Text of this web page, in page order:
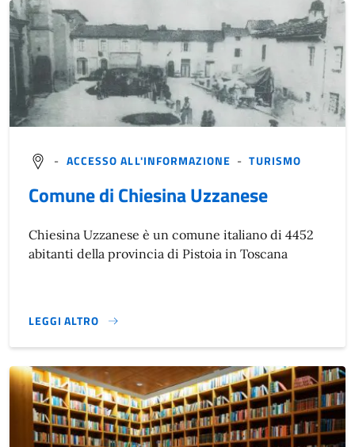
- ACCESSO ALL'INFORMAZIONE -TURISMO
Comune di Chiesina Uzzanese
Chiesina Uzzanese è un comune italiano di 4452
abitanti della provincia di Pistoia in Toscana
LEGGI ALTRO
}